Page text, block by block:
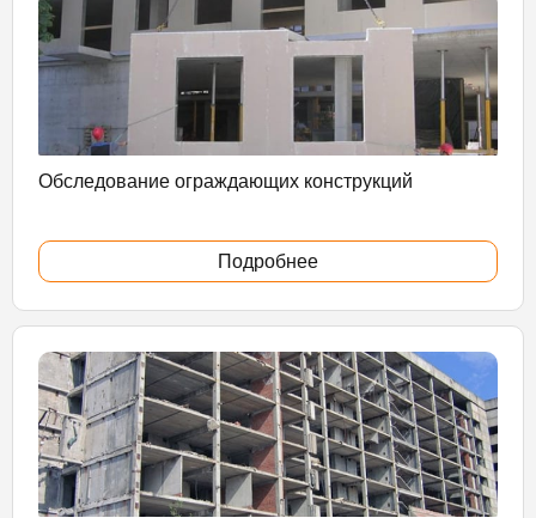
Обследование ограждающих конструкций
Подробнее